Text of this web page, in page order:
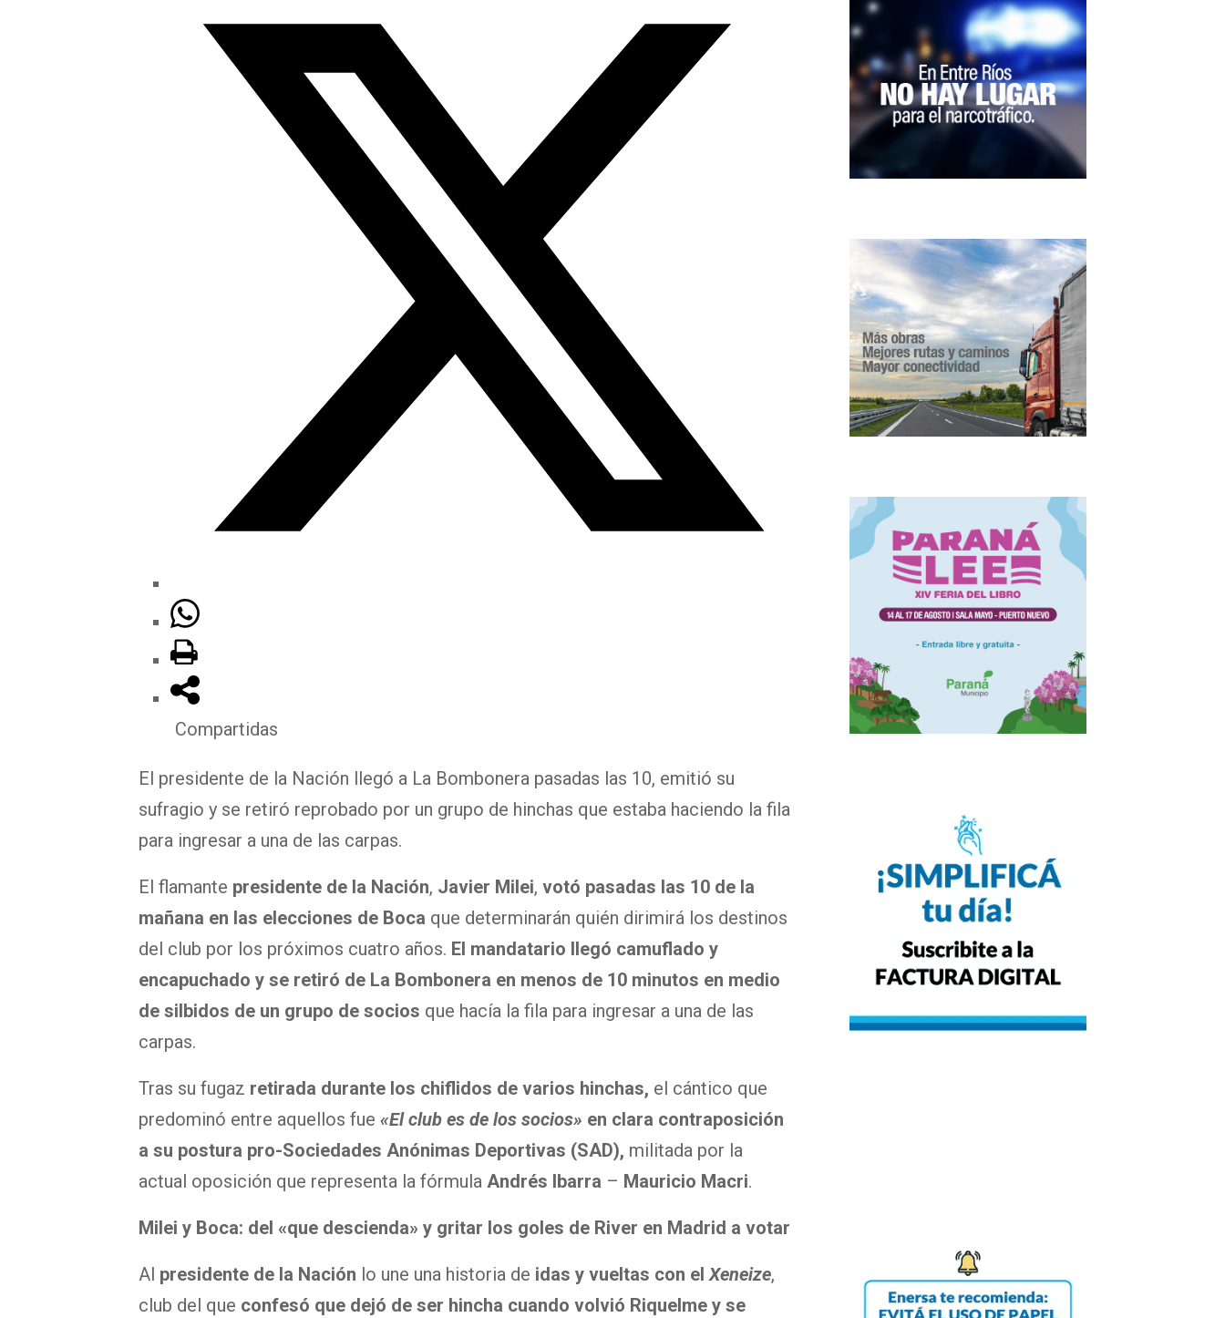
Compartidas
El presidente de la Nación llegó a La Bombonera pasadas las 10, emitió su
sufragio y se retiró reprobado por un grupo de hinchas que estaba haciendo la fila
para ingresar a una de las carpas.
El flamante presidente de la Nación, Javier Milei, votó pasadas las 10 de la
mañana en las elecciones de Boca que determinarán quién dirimirá los destinos
del club por los próximos cuatro años. El mandatario llegó camuflado y
encapuchado y se retiró de La Bombonera en menos de 10 minutos en medio
de silbidos de un grupo de socios que hacía la fila para ingresar a una de las
carpas.
Tras su fugaz retirada durante los chiflidos de varios hinchas, el cántico que
predominó entre aquellos fue «El club es de los socios» en clara contraposición
a su postura pro-Sociedades Anónimas Deportivas (SAD), militada por la
actual oposición que representa la fórmula Andrés Ibarra – Mauricio Macri.
Milei y Boca: del «que descienda» y gritar los goles de River en Madrid a votar
Al presidente de la Nación lo une una historia de idas y vueltas con elXeneize,
club del que confesó que dejó de ser hincha cuando volvió Riquelme y se